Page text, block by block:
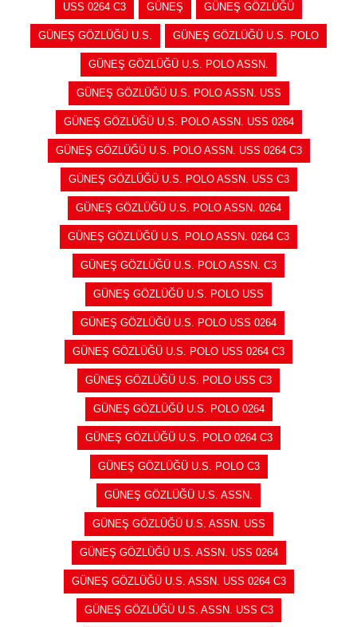
USS 0264 C3 GÜNEŞ GÜNEŞ GÖZLÜĞÜ
GÜNEŞ GÖZLÜĞÜ U.S. GÜNEŞ GÖZLÜĞÜ U.S. POLO
GÜNEŞ GÖZLÜĞÜ U.S. POLO ASSN.
GÜNEŞ GÖZLÜĞÜ U.S. POLO ASSN. USS
GÜNEŞ GÖZLÜĞÜ U.S. POLO ASSN. USS 0264
GÜNEŞ GÖZLÜĞÜ U.S. POLO ASSN. USS 0264 C3
GÜNEŞ GÖZLÜĞÜ U.S. POLO ASSN. USS C3
GÜNEŞ GÖZLÜĞÜ U.S. POLO ASSN. 0264
GÜNEŞ GÖZLÜĞÜ U.S. POLO ASSN. 0264 C3
GÜNEŞ GÖZLÜĞÜ U.S. POLO ASSN. C3
GÜNEŞ GÖZLÜĞÜ U.S. POLO USS
GÜNEŞ GÖZLÜĞÜ U.S. POLO USS 0264
GÜNEŞ GÖZLÜĞÜ U.S. POLO USS 0264 C3
GÜNEŞ GÖZLÜĞÜ U.S. POLO USS C3
GÜNEŞ GÖZLÜĞÜ U.S. POLO 0264
GÜNEŞ GÖZLÜĞÜ U.S. POLO 0264 C3
GÜNEŞ GÖZLÜĞÜ U.S. POLO C3
GÜNEŞ GÖZLÜĞÜ U.S. ASSN.
GÜNEŞ GÖZLÜĞÜ U.S. ASSN. USS
GÜNEŞ GÖZLÜĞÜ U.S. ASSN. USS 0264
GÜNEŞ GÖZLÜĞÜ U.S. ASSN. USS 0264 C3
GÜNEŞ GÖZLÜĞÜ U.S. ASSN. USS C3